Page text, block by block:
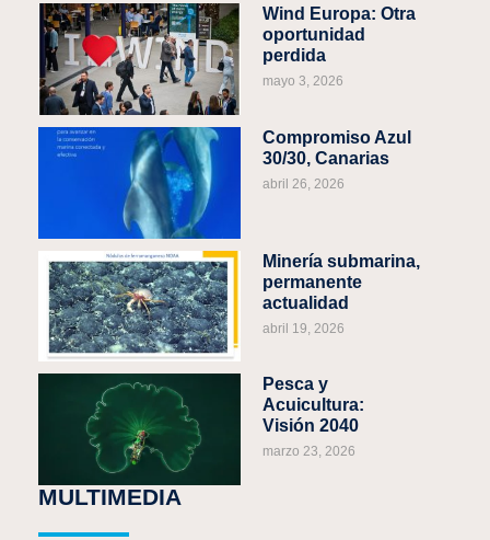
Wind Europa: Otra
oportunidad
perdida
mayo 3, 2026
Compromiso Azul
30/30, Canarias
abril 26, 2026
Minería submarina,
permanente
actualidad
abril 19, 2026
Pesca y
Acuicultura:
Visión 2040
marzo 23, 2026
MULTIMEDIA